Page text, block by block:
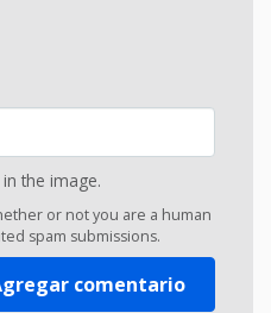
the image.
or not you are a human
spam submissions.